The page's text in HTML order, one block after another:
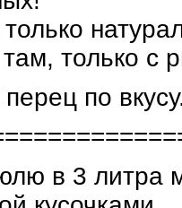
только с
по
в 3 литра